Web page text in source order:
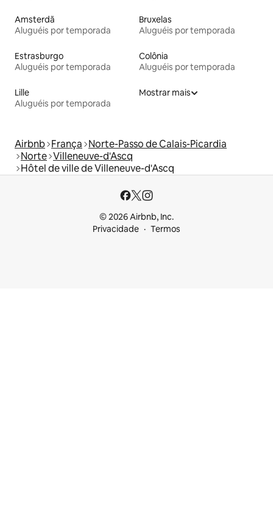
Amsterdã
Aluguéis por temporada
Bruxelas
Aluguéis por temporada
Estrasburgo
Aluguéis por temporada
Colônia
Aluguéis por temporada
Lille
Aluguéis por temporada
Mostrar mais
Airbnb França Norte-Passo de Calais-Picardia
Norte Villeneuve-d'Ascq
Hôtel de ville de Villeneuve-d'Ascq
© 2026 Airbnb, Inc.
Privacidade
Termos